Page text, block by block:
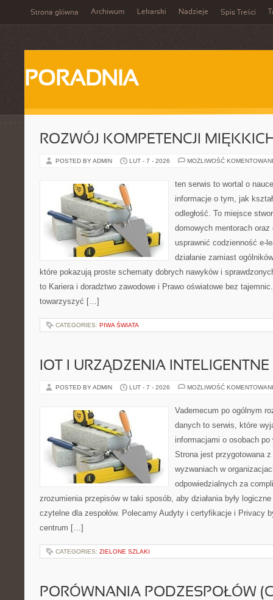
Strona główna Archiwum Lekarski Nadzieje Spis Treści
PORADNIA
ROZWÓJ KOMPETENCJI
POSTED BY ADMIN LUT - 7 - 2026 MOŻLIWOŚĆ
ten serwis to wortal o
informacje o tym, jak
odległość. To miejsce
domowych mentorach
usprawnić codzienność e-
działanie zamiast
które pokazują proste schematy dobrych nawyków i
to Kariera i doradztwo zawodowe i Prawo oświatowe bez
towarzyszyć […]
CATEGORIES: PIWA ŚWIATA
IOT I URZĄDZENIA INTELIGENTNE
POSTED BY ADMIN LUT - 7 - 2026 MOŻLIWOŚĆ
Vademecum po ogólnym
danych to serwis, które
informacjami o osobach
Strona jest przygotowana
wyzwaniach w
odpowiedzialnych za
zrozumienia przepisów w taki sposób, aby działania były
czytelne dla zespołów. Polecamy Audyty i certyfikacje i Privacy
centrum […]
CATEGORIES: ZIELONE SZLAKI
PORÓWNANIA PODZESPOŁÓW